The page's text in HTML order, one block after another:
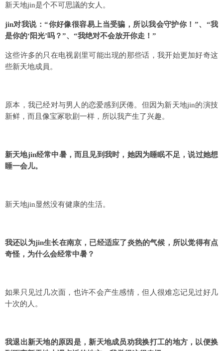
新天地jin是个不可思議的女人。
jin对我说：“你好像很容易上当受骗，所以我会守护你！”、“我
是你的‘阳光’吗？”、“我绝对不会放开你走！”
这些许多的只在电视剧里可能出现的那些话，我开始更加好奇这
些新天地成員。
原本，我已经对与男人的恋爱感到厌倦。但因为新天地jin的演技
新鲜，而且像宝冢歌剧一样，所以我产生了兴趣。
新天地jin经常中暑，而且见到我时，她因为睡眠不足，说过她想
睡一会儿。
新天地jin显然没有健康的生活。
我还以为jin生长在南京，已经适应了炎热的气候，所以觉得有点
奇怪，为什么会经常中暑？
如果只见过几次面，也许不会产生感情，但人很难忘记见过好几
十次的人。
我退出新天地的原因是，新天地成员劝我换打工的地方，以便换